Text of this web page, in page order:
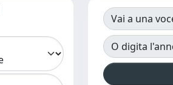
Vai a una
O digita